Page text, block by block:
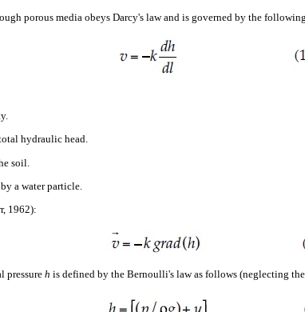
porous media obeys Darcy's law and is governed by the
hydraulic head.
soil.
a water particle.
1962):
pressure h is defined by the Bernoulli's law as follows (neglecting